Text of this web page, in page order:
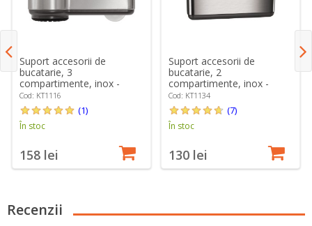
Suport accesorii de
bucatarie, 3
compartimente, inox -
simplehuman
Cod: KT1116
(1)
În stoc
158 lei
Suport accesorii de
bucatarie, 2
compartimente, inox -
simplehuman
Cod: KT1134
(7)
În stoc
130 lei
Recenzii